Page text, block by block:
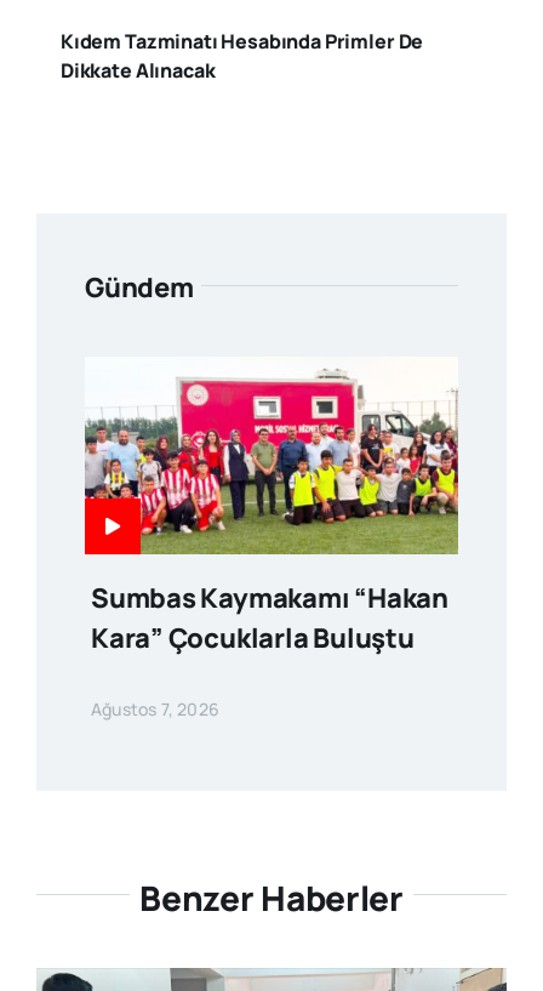
Kıdem Tazminatı Hesabında Primler De
Dikkate Alınacak
Gündem
Sumbas Kaymakamı “Hakan
Kara” Çocuklarla Buluştu
Ağustos 7, 2026
Benzer Haberler